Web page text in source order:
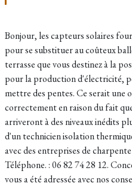
Bonjour, les capteurs solaires
pour se substituer au coûteux
terrasse que vous destinez à la
pour la production d'électricité,
mettre des pentes. Ce serait une
correctement en raison du fait
arriveront à des niveaux inédits
d'un technicien isolation
avec des entreprises de
Téléphone. : 06 82 74 28 12.
vous a été adressée avec nos